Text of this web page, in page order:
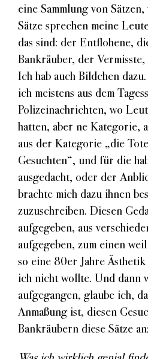
eine Sammlung von
Sätze sprechen meine
das sind: der Entflohene,
Bankräuber, der
Ich hab auch Bildchen
ich meistens aus dem
Polizeinachrichten, wo
hatten, aber ne Kategorie,
aus der Kategorie „die
Gesuchten“, und für die
ausgedacht, oder der
brachte mich dazu ihnen
zuzuschreiben. Diesen
aufgegeben, aus
aufgegeben, zum einen
so eine 80er Jahre
ich nicht wollte. Und dann
aufgegangen, glaube ich,
Anmaßung ist, diesen
Bankräubern diese Sätze